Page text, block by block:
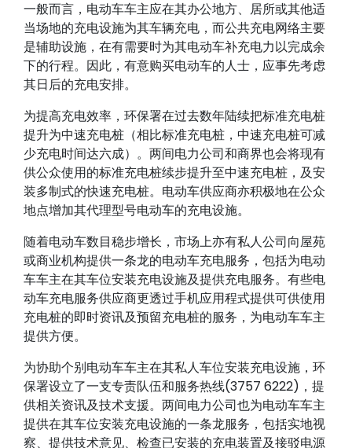
一般而言，电动车车主应在其办公地方、居所或其他适
当场地的充电设施为其车辆充电，而公共充电网络主要
是辅助设施，在有需要时为其电动车补充电力以完成余
下的行程。因此，有意购买电动车的人士，应事先考虑
其日后的充电安排。
为提高充电效率，环保署在过去数年陆续把标准充电桩
提升为中速充电桩（相比标准充电桩，中速充电桩可减
少充电时间达六成）。两间电力公司和商界也会将现有
供公众使用的标准充电桩续步提升至中速充电桩，及安
装多制式的快速充电桩。电动车供应商亦积极地在公众
地点增加其代理型号电动车的充电设施。
随着电动车数目稳步增长，市场上亦有私人公司向屋苑
或商业机构提供一条龙的电动车充电服务，包括为电动
车车主在其车位安装充电设施及提供充电服务。有些电
动车充电服务供应商更透过手机应用程式提供可供使用
充电桩的即时资讯及预留充电桩的服务，为电动车车主
提供方便。
为协助个别电动车车主在其私人车位安装充电设施，环
保署设立了一支专责队伍和服务热线(3757 6222)，提
供相关资讯及技术支援。两间电力公司也为电动车车主
提供在其车位安装充电设施的一条龙服务，包括实地视
察、提供技术意见、检查已安装的充电装置及接驳电源